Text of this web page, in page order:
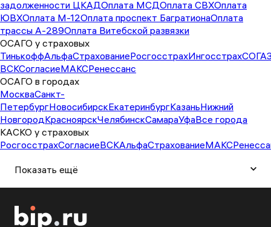
задолженности ЦКАДОплата МСДОплата СВХОплата
ЮВХОплата М-12Оплата проспект БагратионаОплата
трассы А-289Оплата Витебской развязки
ОСАГО у страховых
ТинькоффАльфаСтрахованиеРосгосстрахИнгосстрах
ВСКСогласиеМАКСРенессанс
ОСАГО в городах
МоскваСанкт-
ПетербургНовосибирскЕкатеринбургКазаньНижний
НовгородКрасноярскЧелябинскСамараУфаВсе города
КАСКО у страховых
РосгосстрахСогласиеВСКАльфаСтрахованиеМАКС
Показать ещё